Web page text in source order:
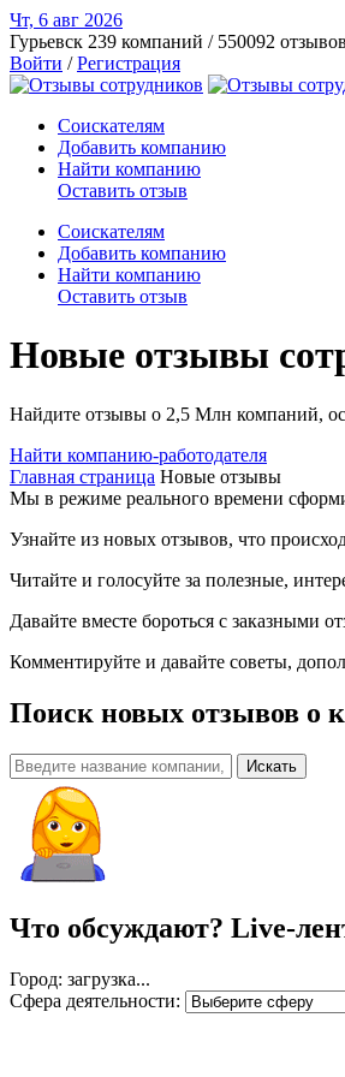
Чт, 6 авг 2026
Гурьевск 239 компаний / 550092 отзывов
Войти /Регистрация
Соискателям
Добавить компанию
Найти компанию
Оставить отзыв
Соискателям
Добавить компанию
Найти компанию
Оставить отзыв
Новые отзывы
Найдите отзывы о 2,5 Млн компаний,
Найти компанию-работодателя
Главная страница Новые отзывы
Мы в режиме реального времени
Узнайте из новых отзывов, что
Читайте и голосуйте за полезные,
Давайте вместе бороться с заказными
Комментируйте и давайте советы,
Поиск новых отзывов о
Искать
Что обсуждают? Live-
Город: загрузка...
Сфера деятельности: